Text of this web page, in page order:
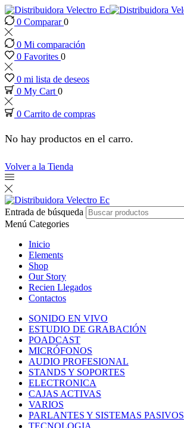
panel
panel
paketleri
panel
panel
panel
panel
panel
panel
0 Comparar0
0 Mi comparación
0 Favorites 0
0 mi lista de deseos
0 My Cart 0
0 Carrito de compras
No hay productos en el carro.
Volver a la Tienda
Entrada de búsqueda
Menú Categories
Inicio
Elements
Shop
Our Story
Recien Llegados
Contactos
SONIDO EN VIVO
ESTUDIO DE GRABACIÓN
POADCAST
MICRÓFONOS
AUDIO PROFESIONAL
STANDS Y SOPORTES
ELECTRONICA
CAJAS ACTIVAS
VARIOS
PARLANTES Y SISTEMAS PASIVOS